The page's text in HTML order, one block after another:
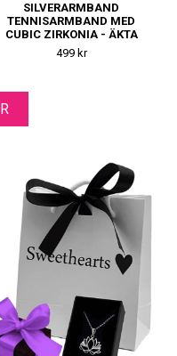
SILVERARMBAND
TENNISARMBAND MED
CUBIC ZIRKONIA - ÄKTA
925 SILVER
499 kr